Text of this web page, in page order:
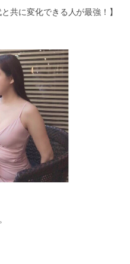
共に変化できる人が最強！】